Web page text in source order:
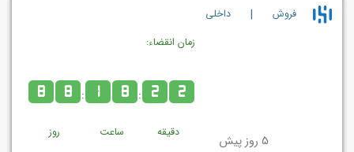
فروش | داخلي
5 روز پیش
زمان انقضاء:
8 8
روز
: 1 8
ساعت
: 2 2
دقیقه